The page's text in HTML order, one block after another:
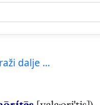
dalje ...